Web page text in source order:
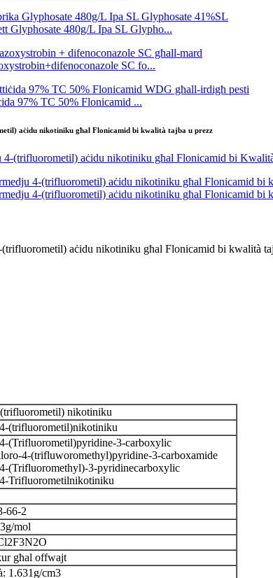
Glyphosate 480g/L Ipa SL Glypho...
SC fo...
97% TC 50% Flonicamid ...
aċidu nikotiniku għal Flonicamid bi kwalità tajba u prezz
aċidu nikotiniku għal Flonicamid bi kwalità
nikotiniku
(trifluorometil)nikotiniku
(Trifluorometil)pyridine-3-carboxylic
4-(trifluworomethyl)pyridine-3-carboxamide
(Trifluoromethyl)-3-pyridinecarboxylic
Trifluorometilnikotiniku
66-2
mol
għal offwajt
1.631g/cm3